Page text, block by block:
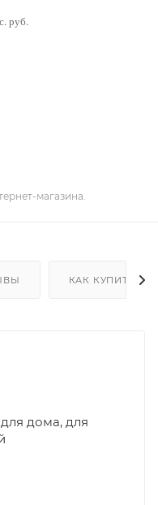
руб.
магазина.
КАК КУПИТЬ
дома, для